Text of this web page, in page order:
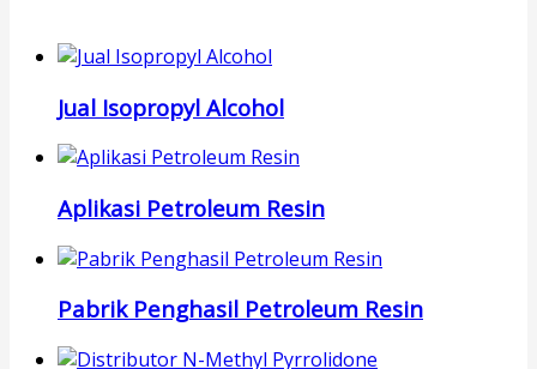
Jual Isopropyl Alcohol
Aplikasi Petroleum Resin
Pabrik Penghasil Petroleum Resin